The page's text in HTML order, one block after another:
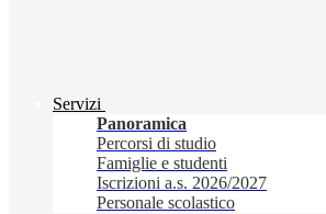
Servizi
Panoramica
Percorsi di studio
Famiglie e studenti
Iscrizioni a.s. 2026/2027
Personale scolastico